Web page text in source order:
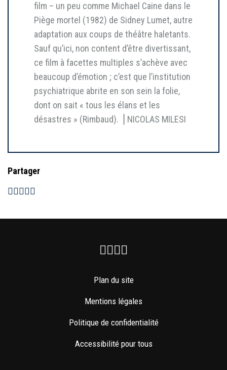
film – un peu comme Michael Caine dans le
Piège mortel (1982) de Sidney Lumet, autre
adaptation aux coups de théâtre haletants.
Sauf qu’ici, non content d’être divertissant,
ce film à facettes multiples s’achève avec
beaucoup d’émotion ; c’est que l’institution
psychiatrique abrite en son sein la folie,
dont on sait « tous les élans et les
désastres » (Rimbaud). ⎥ NICOLAS MILESI
Partager
Facebook
Instagram
Youtube
Plan du site
Mentions légales
Politique de confidentialité
Accessibilité pour tous